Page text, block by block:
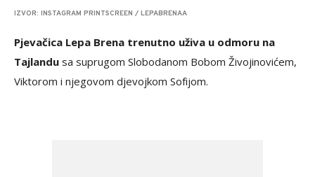
IZVOR: INSTAGRAM PRINTSCREEN / LEPABRENAA
Pjevačica Lepa Brena trenutno uživa u odmoru na
Tajlandu sa suprugom Slobodanom Bobom Živojinovićem,
Viktorom i njegovom djevojkom Sofijom.